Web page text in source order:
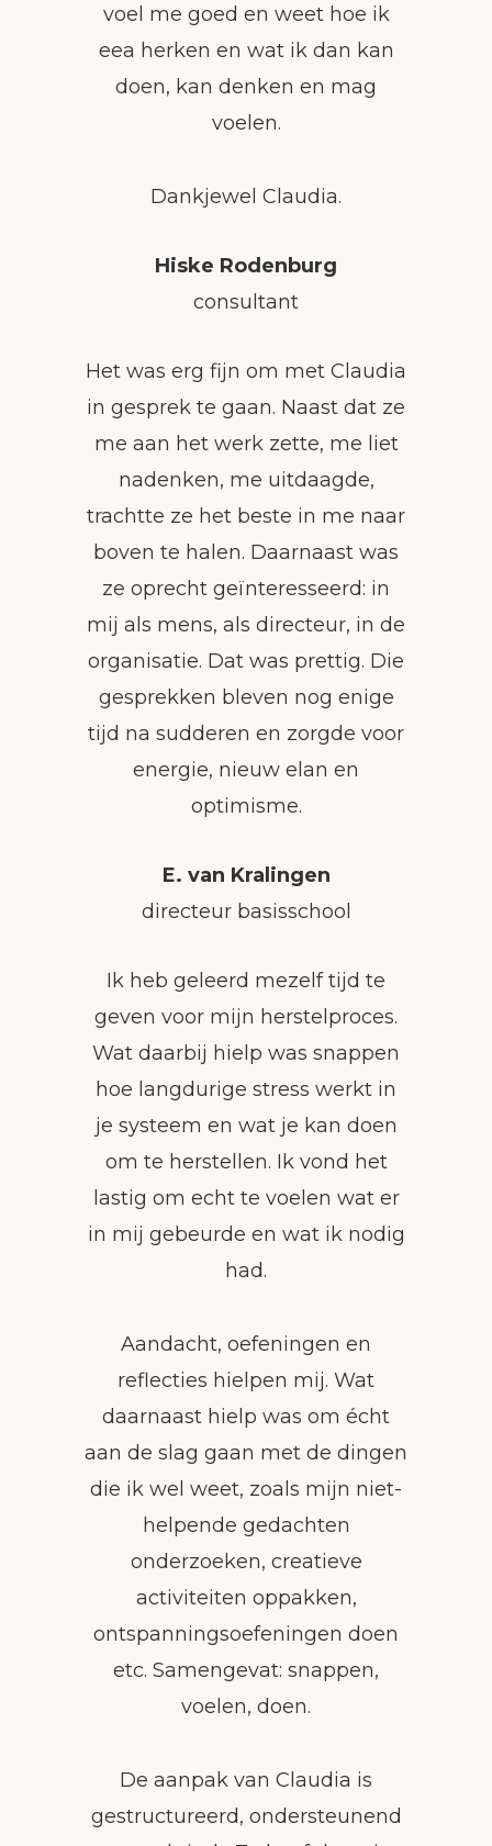
voel me goed en weet hoe ik
eea herken en wat ik dan kan
doen, kan denken en mag
voelen.
Dankjewel Claudia.
Hiske Rodenburg
consultant
Het was erg fijn om met Claudia
in gesprek te gaan. Naast dat ze
me aan het werk zette, me liet
nadenken, me uitdaagde,
trachtte ze het beste in me naar
boven te halen. Daarnaast was
ze oprecht geïnteresseerd: in
mij als mens, als directeur, in de
organisatie. Dat was prettig. Die
gesprekken bleven nog enige
tijd na sudderen en zorgde voor
energie, nieuw elan en
optimisme.
E. van Kralingen
directeur basisschool
Ik heb geleerd mezelf tijd te
geven voor mijn herstelproces.
Wat daarbij hielp was snappen
hoe langdurige stress werkt in
je systeem en wat je kan doen
om te herstellen. Ik vond het
lastig om echt te voelen wat er
in mij gebeurde en wat ik nodig
had.
Aandacht, oefeningen en
reflecties hielpen mij. Wat
daarnaast hielp was om écht
aan de slag gaan met de dingen
die ik wel weet, zoals mijn niet-
helpende gedachten
onderzoeken, creatieve
activiteiten oppakken,
ontspanningsoefeningen doen
etc. Samengevat: snappen,
voelen, doen.
De aanpak van Claudia is
gestructureerd, ondersteunend